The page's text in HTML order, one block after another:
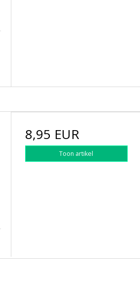
8,95 EUR
Toon artikel